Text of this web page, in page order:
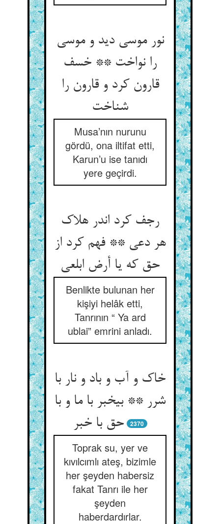
نور موسی دید و موسی
را نواخت ** خسف
قارون کرد و قارون را
شناخت‏
Musa’nın nurunu
gördü, ona iltifat etti,
Karun’u ise tanıdı
yere geçirdi.
رجف کرد اندر هلاک
هر دعی ** فهم کرد از
حق که یا أرض ابلعی‏
Benlikte bulunan her
kişiyi helâk etti,
Tanrının “ Ya ard
ublai” emrini anladı.
خاک و آب و باد و نار با
شرر ** بی‏خبر با ما و با
حق با خبر
2370
Toprak su, yer ve
kıvılcımlı ateş, bizimle
her şeyden habersiz
fakat Tanrı ile her
şeyden
haberdardırlar.